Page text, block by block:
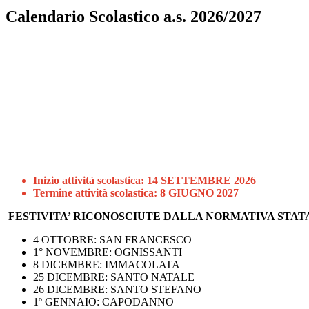
Calendario Scolastico a.s. 2026/2027
Inizio attività scolastica: 14 SETTEMBRE 2026
Termine attività scolastica: 8 GIUGNO 2027
FESTIVITA’ RICONOSCIUTE DALLA NORMATIVA
4 OTTOBRE: SAN FRANCESCO
1° NOVEMBRE: OGNISSANTI
8 DICEMBRE: IMMACOLATA
25 DICEMBRE: SANTO NATALE
26 DICEMBRE: SANTO STEFANO
1º GENNAIO: CAPODANNO